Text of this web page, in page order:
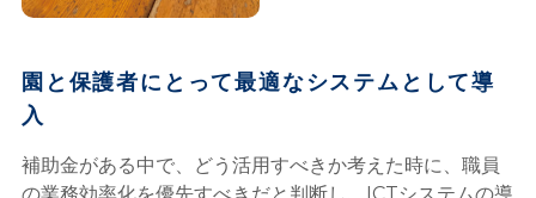
園と保護者にとって最適なシステムとして導
入
補助金がある中で、どう活用すべきか考えた時に、職員